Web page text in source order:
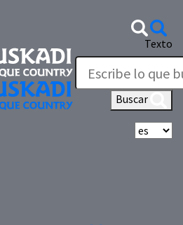
Texto
Buscar